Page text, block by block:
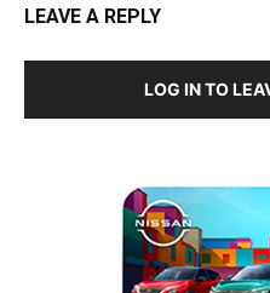
LEAVE A REPLY
LOG IN TO